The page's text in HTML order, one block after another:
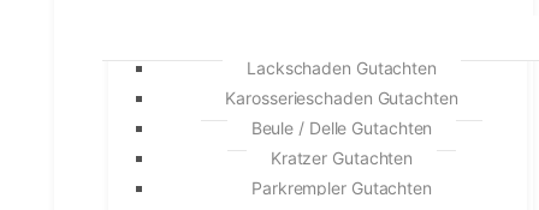
Lackschaden Gutachten
Karosserieschaden Gutachten
Beule / Delle Gutachten
Kratzer Gutachten
Parkrempler Gutachten